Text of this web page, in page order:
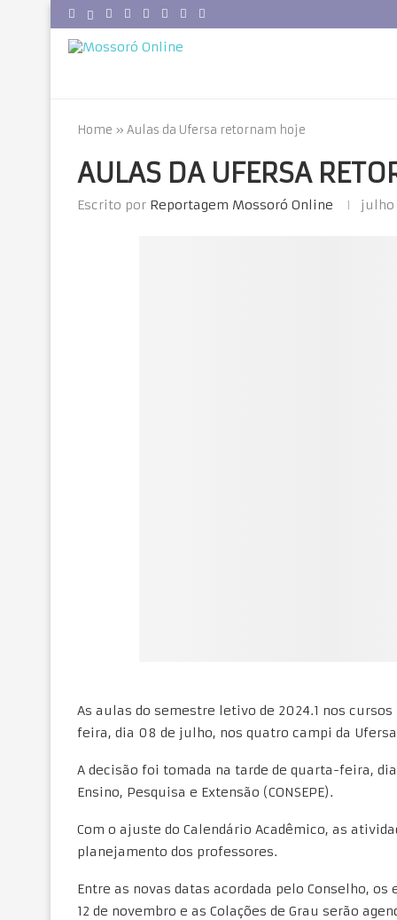
Home » Aulas da Ufersa retornam hoje
AULAS DA UFERSA
Escrito por Reportagem Mossoró Online julho
As aulas do semestre letivo de 2024.1 nos
feira, dia 08 de julho, nos quatro campi da
A decisão foi tomada na tarde de quarta-feira,
Ensino, Pesquisa e Extensão (CONSEPE).
Com o ajuste do Calendário Acadêmico, as
planejamento dos professores.
Entre as novas datas acordada pelo Conselho,
12 de novembro e as Colações de Grau serão